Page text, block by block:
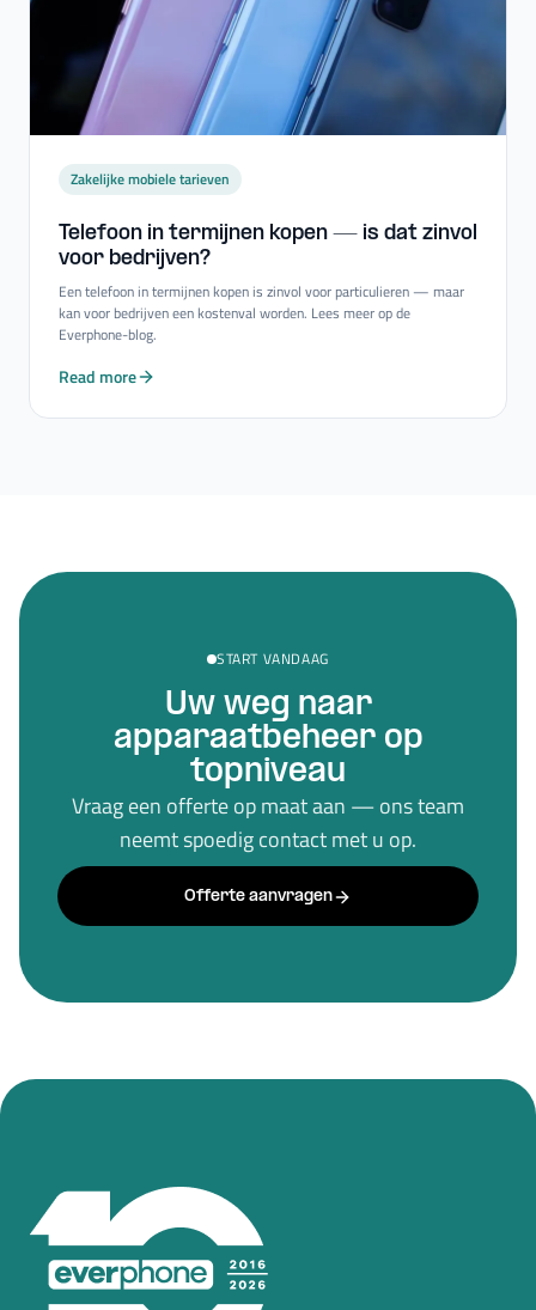
Zakelijke mobiele tarieven
Telefoon in termijnen kopen — is dat zinvol
voor bedrijven?
Een telefoon in termijnen kopen is zinvol voor particulieren — maar
kan voor bedrijven een kostenval worden. Lees meer op de
Everphone-blog.
Read more
START VANDAAG
Uw weg naar
apparaatbeheer op
topniveau
Vraag een offerte op maat aan — ons team
neemt spoedig contact met u op.
Offerte aanvragen